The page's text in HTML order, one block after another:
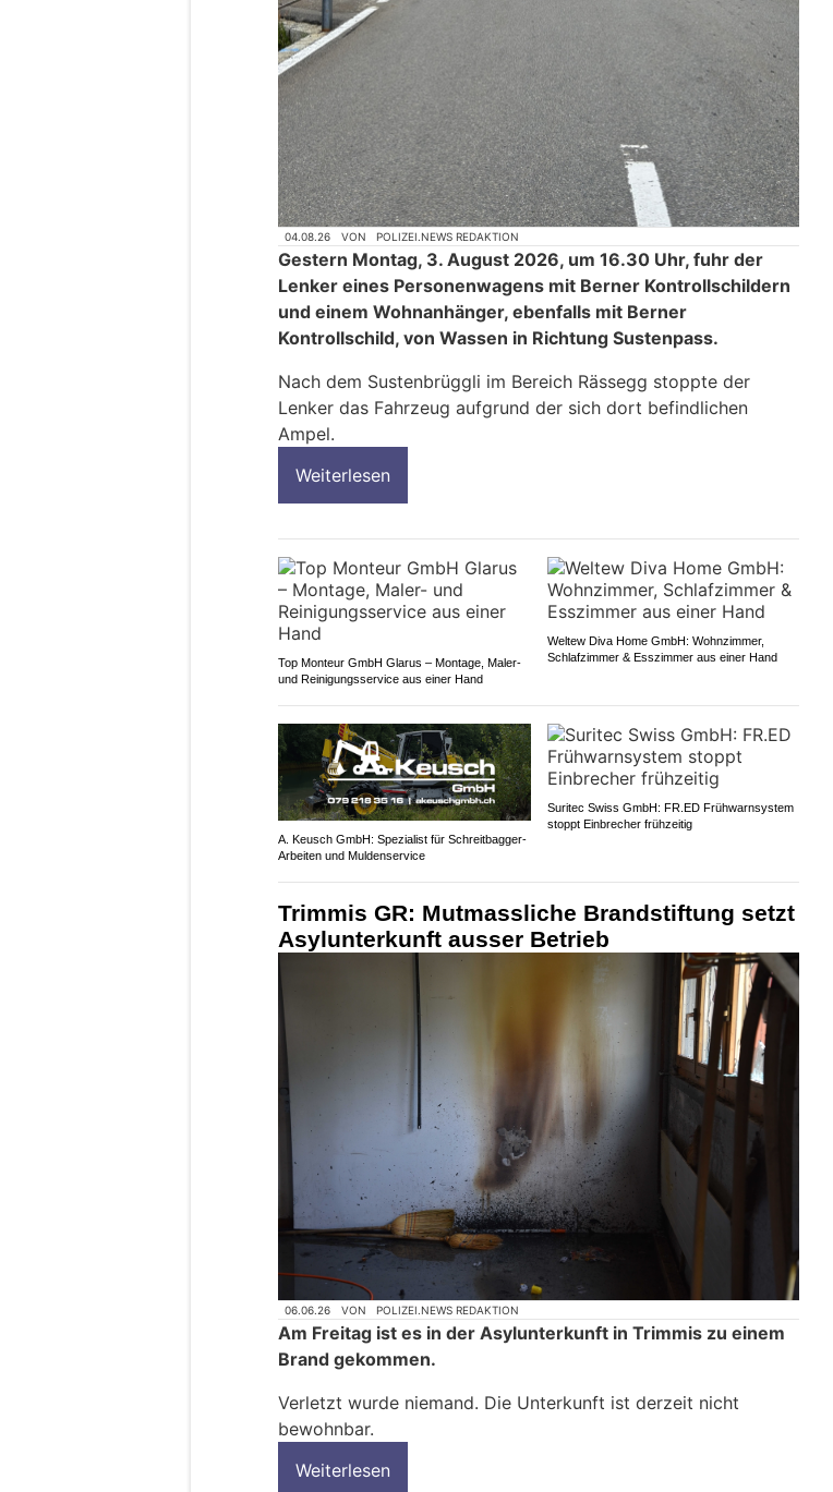
04.08.26 VON POLIZEI.NEWS REDAKTION
Gestern Montag, 3. August 2026, um 16.30 Uhr, fuhr der
Lenker eines Personenwagens mit Berner Kontrollschildern
und einem Wohnanhänger, ebenfalls mit Berner
Kontrollschild, von Wassen in Richtung Sustenpass.
Nach dem Sustenbrüggli im Bereich Rässegg stoppte der
Lenker das Fahrzeug aufgrund der sich dort befindlichen
Ampel.
Weiterlesen
Top Monteur GmbH Glarus – Montage, Maler-
und Reinigungsservice aus einer Hand
Weltew Diva Home GmbH: Wohnzimmer,
Schlafzimmer & Esszimmer aus einer Hand
A. Keusch GmbH: Spezialist für Schreitbagger-
Arbeiten und Muldenservice
Suritec Swiss GmbH: FR.ED Frühwarnsystem
stoppt Einbrecher frühzeitig
Trimmis GR: Mutmassliche Brandstiftung setzt
Asylunterkunft ausser Betrieb
06.06.26 VON POLIZEI.NEWS REDAKTION
Am Freitag ist es in der Asylunterkunft in Trimmis zu einem
Brand gekommen.
Verletzt wurde niemand. Die Unterkunft ist derzeit nicht
bewohnbar.
Weiterlesen